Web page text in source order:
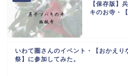
【保存版】
キのお寺・
いわて圏さんのイベント・【おかえり
祭】に参加してみた。